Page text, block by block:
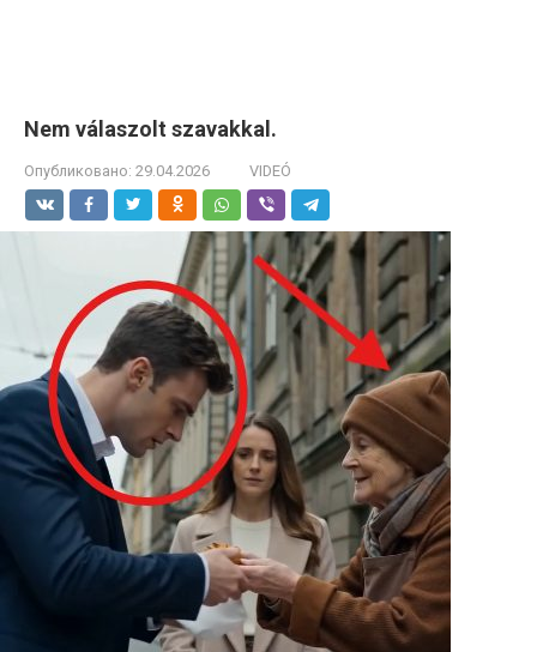
Nem válaszolt szavakkal.
Опубликовано: 29.04.2026 VIDEÓ